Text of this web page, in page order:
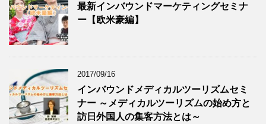
最新インバウンドマーケティングセミナ
ー【欧米豪編】
2017/09/16
インバウンドメディカルツーリズムセミ
ナー ～メディカルツーリズムの始め方と
訪日外国人の集客方法とは～